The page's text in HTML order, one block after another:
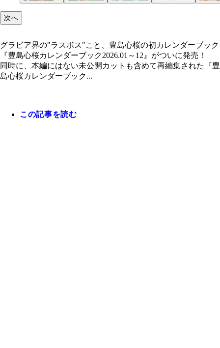
次へ
グラビア界の"ラスボス"こと、豊島心桜の初カレンダーブック
『豊島心桜カレンダーブック2026.01～12』がついに発売！
同時に、本編にはない未公開カットも含めて再編集された『豊
島心桜カレンダーブック...
この記事を読む